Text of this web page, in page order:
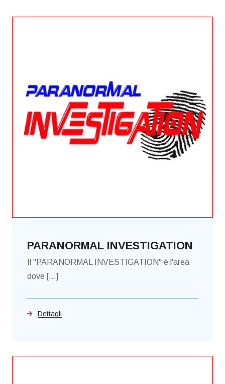
PARANORMAL INVESTIGATION
Il "PARANORMAL INVESTIGATION" è l'area
dove [...]
Dettagli